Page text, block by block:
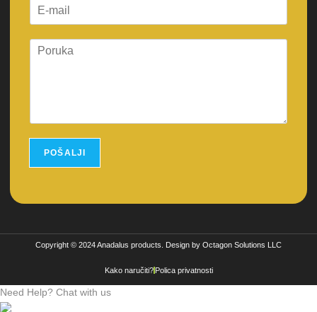
POŠALJI
Copyright © 2024 Anadalus products. Design by Octagon Solutions LLC
Kako naručiti? Polica privatnosti
Need Help? Chat with us